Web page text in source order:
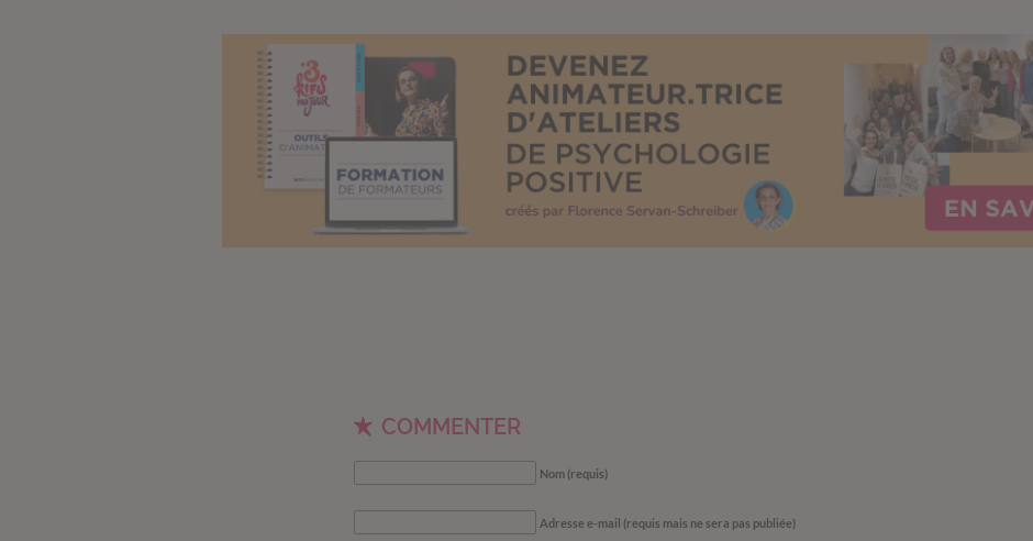
COMMENTER
Nom (requis)
Adresse e-mail (requis mais ne sera pas publiée)